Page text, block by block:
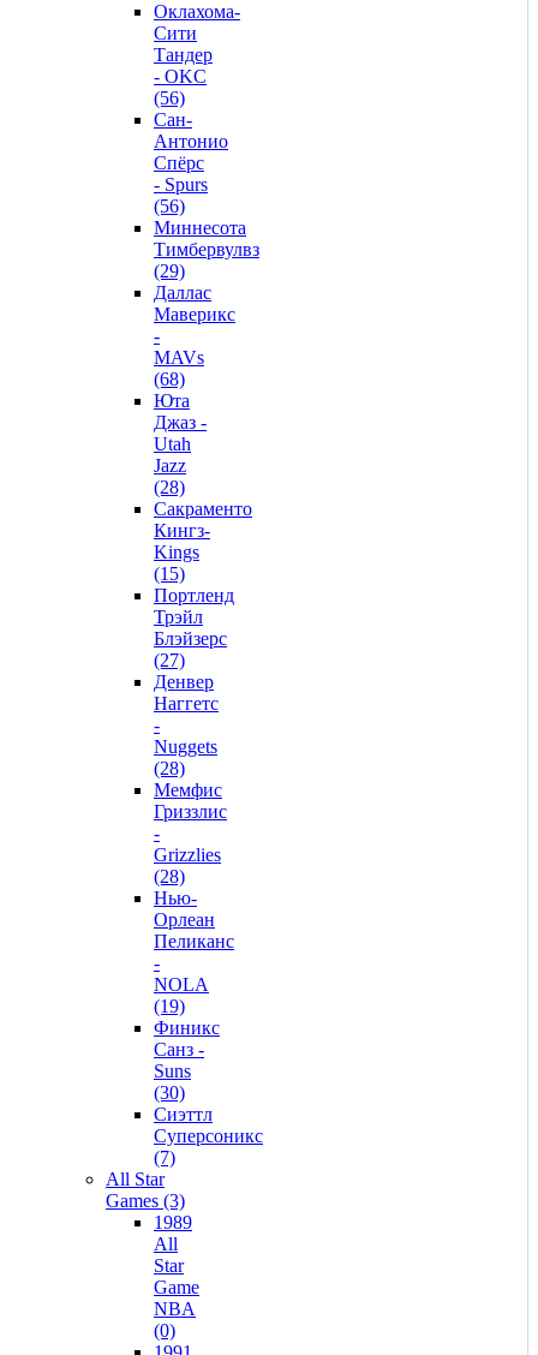
Оклахома-
Сити
Тандер
- OKC
(56)
Сан-
Антонио
Спёрс
- Spurs
(56)
Миннесота
Тимбервулвз
(29)
Даллас
Маверикс
-
MAVs
(68)
Юта
Джаз -
Utah
Jazz
(28)
Сакраменто
Кингз-
Kings
(15)
Портленд
Трэйл
Блэйзерс
(27)
Денвер
Наггетс
-
Nuggets
(28)
Мемфис
Гриззлис
-
Grizzlies
(28)
Нью-
Орлеан
Пеликанс
-
NOLA
(19)
Финикс
Санз -
Suns
(30)
Сиэттл
Суперсоникс
(7)
All Star
Games (3)
1989
All
Star
Game
NBA
(0)